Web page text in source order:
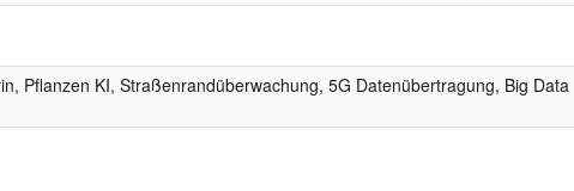
Pflanzen KI, Straßenrandüberwachung, 5G Datenübertragung, Big Data